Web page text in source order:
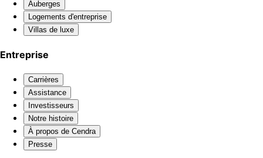
Auberges
Logements d'entreprise
Villas de luxe
Entreprise
Carrières
Assistance
Investisseurs
Notre histoire
À propos de Cendra
Presse